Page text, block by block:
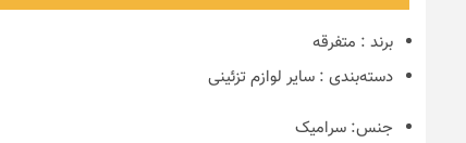
برند : متفرقه
دسته‌بندی : سایر لوازم تزئینی
جنس: سرامیک